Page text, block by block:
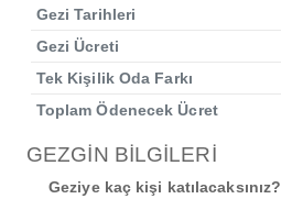
Gezi Tarihleri
Gezi Ücreti
Tek Kişilik Oda Farkı
Toplam Ödenecek Ücret
GEZGİN BİLGİLERİ
Geziye kaç kişi katılacaksınız?